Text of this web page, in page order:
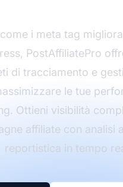
i meta tag
PostAffiliatePro
di tracciamento e
le tue
Ottieni visibilità
affiliate con analisi
reportistica in tempo